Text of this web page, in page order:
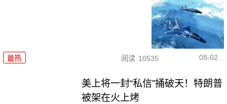
最热 阅读 10535 08-02
美上将一封“私信”捅破天！特朗普
被架在火上烤